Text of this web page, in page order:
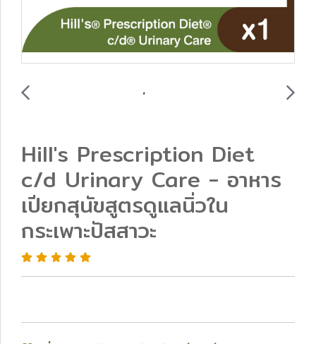
Hill's Prescription Diet
c/d Urinary Care - อาหาร
เปียกสุนัขสูตรดูแลนิ่วใน
กระเพาะปัสสาวะ